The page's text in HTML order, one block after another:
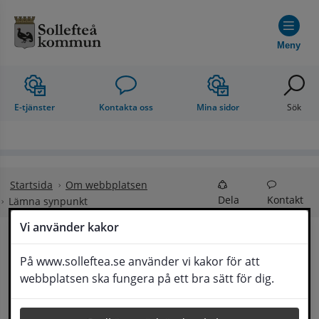
Vi använder kakor
På www.solleftea.se använder vi kakor för att
webbplatsen ska fungera på ett bra sätt för dig.
Meny
E-tjänster Kontakta oss Mina sidor Sök
Startsida
Om webbplatsen
Lämna synpunkt
Dela Kontakt
Lämna synpunkt
Här kan du lämna synpunkter, förslag och